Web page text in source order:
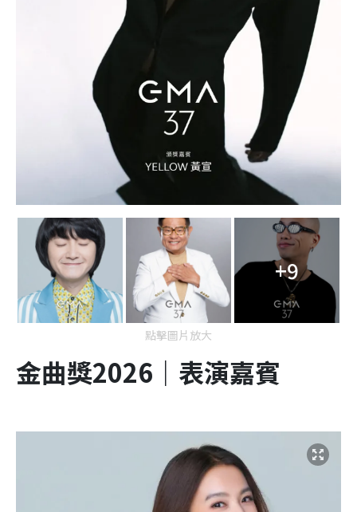
+9
點擊圖片放大
金曲獎2026｜表演嘉賓